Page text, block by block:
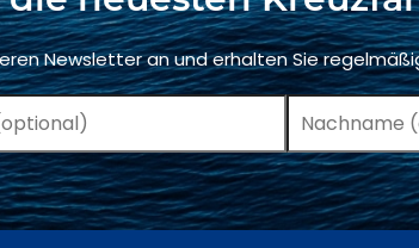
Newsletter an und erhalten Sie